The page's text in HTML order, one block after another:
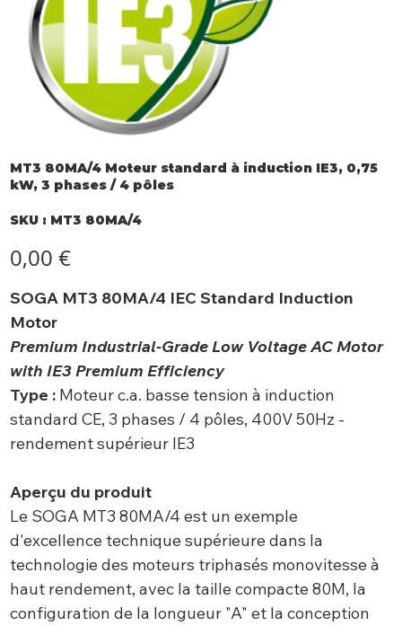
MT3 80MA/4 Moteur standard à induction IE3, 0,75
kW, 3 phases / 4 pôles
SKU : SKU
MT3
MT3 80MA/4
0,00 €
SOGA MT3 80MA/4 IEC Standard Induction
Motor
Premium Industrial-Grade Low Voltage AC Motor
with IE3 Premium Efficiency
Type : Moteur c.a. basse tension à induction
standard CE, 3 phases / 4 pôles, 400V 50Hz -
rendement supérieur IE3
Aperçu du produit
Le SOGA MT3 80MA/4 est un exemple
d'excellence technique supérieure dans la
technologie des moteurs triphasés monovitesse à
haut rendement, avec la taille compacte 80M, la
configuration de la longueur "A" et la conception